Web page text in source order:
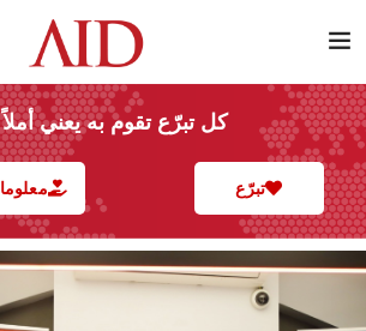
كل تبرّع تقوم به يعني أملاً
تبرّع